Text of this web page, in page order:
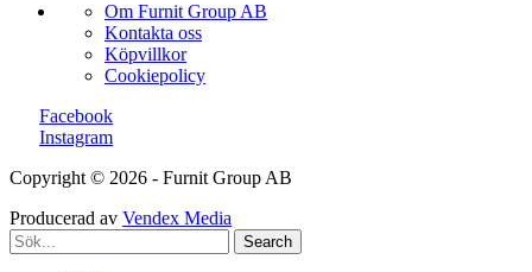
Om Furnit Group AB
Kontakta oss
Köpvillkor
Cookiepolicy
Facebook
Instagram
Copyright © 2026 - Furnit Group AB
Producerad av Vendex Media
Search